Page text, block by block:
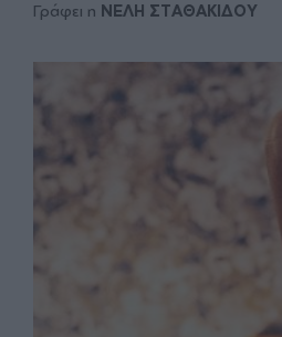
Γράφει η ΝΕΛΗ ΣΤΑΘΑΚΙΔΟΥ